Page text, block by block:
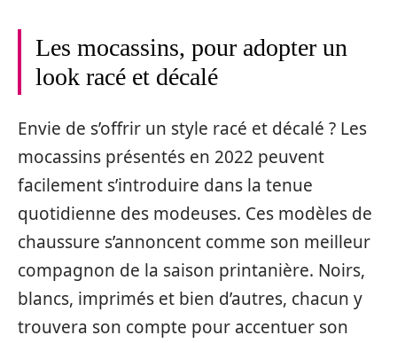
Les mocassins, pour adopter un
look racé et décalé
Envie de s’offrir un style racé et décalé ? Les
mocassins présentés en 2022 peuvent
facilement s’introduire dans la tenue
quotidienne des modeuses. Ces modèles de
chaussure s’annoncent comme son meilleur
compagnon de la saison printanière. Noirs,
blancs, imprimés et bien d’autres, chacun y
trouvera son compte pour accentuer son